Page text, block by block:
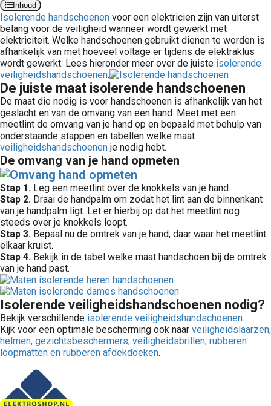
Inhoud
Isolerende handschoenen voor een elektricien zijn van uiterst
belang voor de veiligheid wanneer wordt gewerkt met
elektriciteit. Welke handschoenen gebruikt dienen te worden is
afhankelijk van met hoeveel voltage er tijdens de elektraklus
wordt gewerkt. Lees hieronder meer over de juiste isolerende
veiligheidshandschoenen.
De juiste maat isolerende handschoenen
De maat die nodig is voor handschoenen is afhankelijk van het
geslacht en van de omvang van een hand. Meet met een
meetlint de omvang van je hand op en bepaald met behulp van
onderstaande stappen en tabellen welke maat
veiligheidshandschoenen je nodig hebt.
De omvang van je hand opmeten
Stap 1. Leg een meetlint over de knokkels van je hand.
Stap 2. Draai de handpalm om zodat het lint aan de binnenkant
van je handpalm ligt. Let er hierbij op dat het meetlint nog
steeds over je knokkels loopt.
Stap 3. Bepaal nu de omtrek van je hand, daar waar het meetlint
elkaar kruist.
Stap 4. Bekijk in de tabel welke maat handschoen bij de omtrek
van je hand past.
Isolerende veiligheidshandschoenen nodig?
Bekijk verschillende isolerende veiligheidshandschoenen.
Kijk voor een optimale bescherming ook naar veiligheidslaarzen,
helmen, gezichtsbeschermers, veiligheidsbrillen, rubberen
loopmatten en rubberen afdekdoeken.
te
de
Hierdoor
website-
van